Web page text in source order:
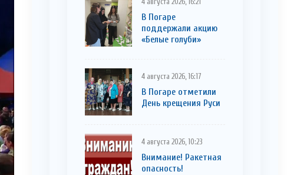
4 августа 2026, 16:21
В Погаре
поддержали акцию
«Белые голуби»
4 августа 2026, 16:17
В Погаре отметили
День крещения Руси
4 августа 2026, 10:23
Внимание! Ракетная
опасность!